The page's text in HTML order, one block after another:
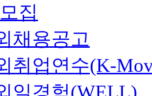
집
채용공고
취업연수(K-
일경험(WELL)